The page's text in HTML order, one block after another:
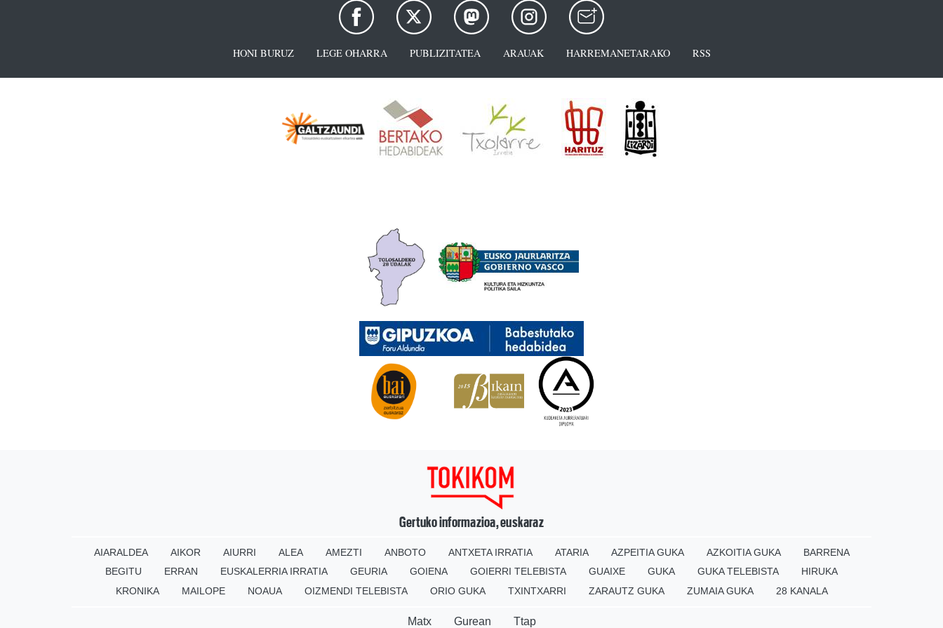
HONI BURUZ LEGE OHARRA PUBLIZITATEA ARAUAK HARREMANETARAKO RSS
Gertuko informazioa, euskaraz
AIARALDEA AIKOR AIURRI ALEA AMEZTI ANBOTO ANTXETA IRRATIA ATARIA AZPEITIA GUKA AZKOITIA GUKA
BARRENA
BEGITU
ERRAN EUSKALERRIA IRRATIA GEURIA GOIENA GOIERRI TELEBISTA GUAIXE GUKA GUKA TELEBISTA
HIRUKA
KRONIKA
MAILOPE NOAUA OIZMENDI TELEBISTA ORIO GUKA TXINTXARRI ZARAUTZ GUKA ZUMAIA GUKA 28 KANALA
Matx Gurean Ttap